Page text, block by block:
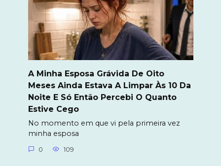
A Minha Esposa Grávida De Oito
Meses Ainda Estava A Limpar Às 10 Da
Noite E Só Então Percebi O Quanto
Estive Cego
No momento em que vi pela primeira vez
minha esposa
0 109